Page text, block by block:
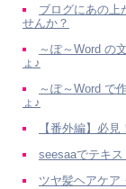
ブログにあの上
せんか？
～ぽ～Word の
ょ♪
～ぽ～Word で
ょ♪
【番外編】必
seesaaでテキス
ツヤ髪ヘアケア